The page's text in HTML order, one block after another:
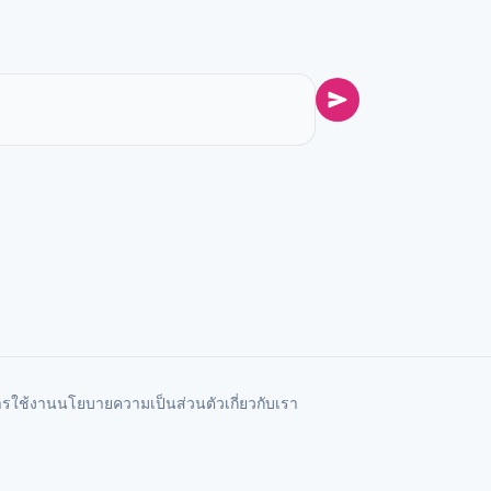
ใช้งานนโยบายความเป็นส่วนตัวเกี่ยวกับเรา